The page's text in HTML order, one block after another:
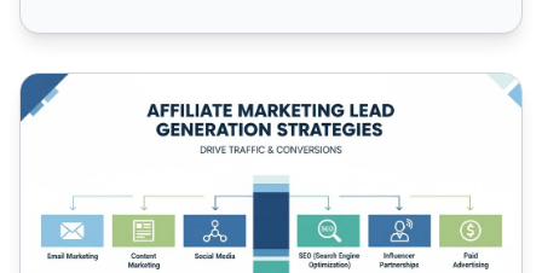
Hoe krijg je onbeperkte leads voor affiliate marketing